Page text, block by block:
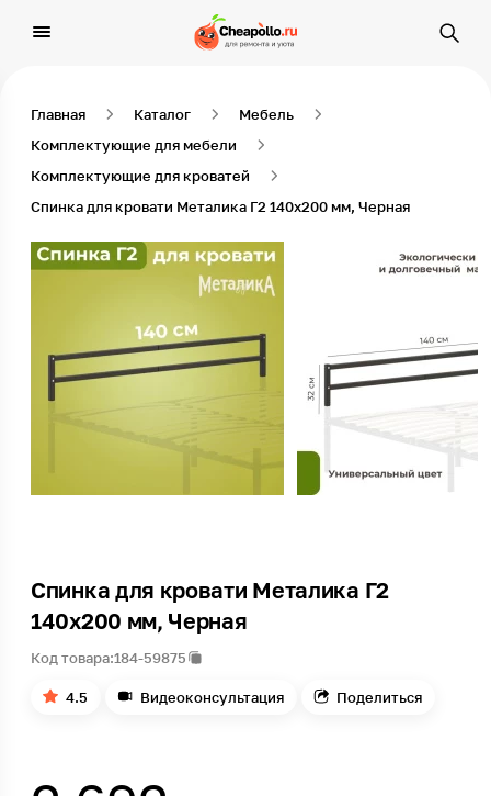
Главная Каталог
Мебель
Комплектующие для мебели
Комплектующие для кроватей
Спинка для кровати Металика Г2 140х200 мм, Черная
Спинка для кровати Металика Г2
140х200 мм, Черная
Код товара:184-59875
4.5 Видеоконсультация Поделиться